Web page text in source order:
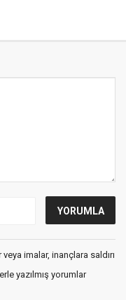
imalar, inançlara saldırı
yazılmış yorumlar